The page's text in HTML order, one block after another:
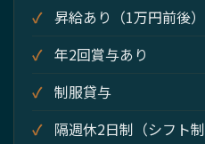
昇給あり（1万円前後）
年2回賞与あり
制服貸与
隔週休2日制（シフト制